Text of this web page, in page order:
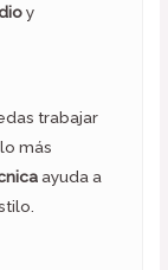
y
trabajar
más
ayuda a